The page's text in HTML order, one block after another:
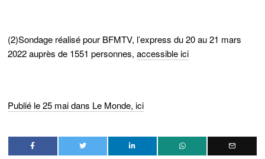
(2)Sondage réalisé pour BFMTV, l’express du 20 au 21 mars
2022 auprès de 1551 personnes,accessible ici
Publié le 25 mai dans Le Monde, ici